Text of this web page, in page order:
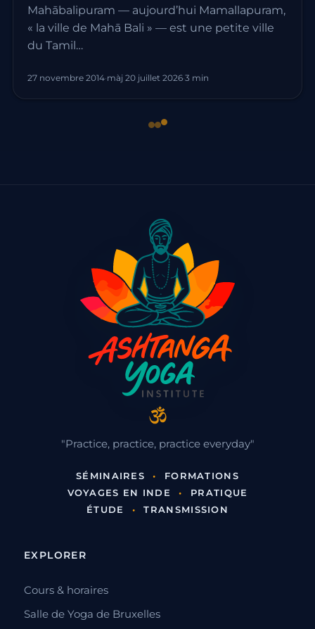
Mahābalipuram — aujourd’hui Mamallapuram,
« la ville de Mahā Bali » — est une petite ville
du Tamil…
27 novembre 2014·màj 20 juillet 2026·3 min
SUR PLACE · INDE
Cholamandal, un village d’artistes
Le village d’artistes de Cholamandal, entre
Mahābalipuram (40 km) et Chennai (20 km),
est une coopérative de création.…
SUR PLACE · INDE